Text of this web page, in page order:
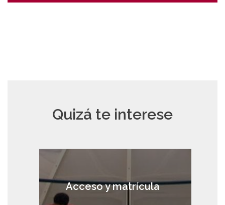
Quizá te interese
Acceso y matrícula